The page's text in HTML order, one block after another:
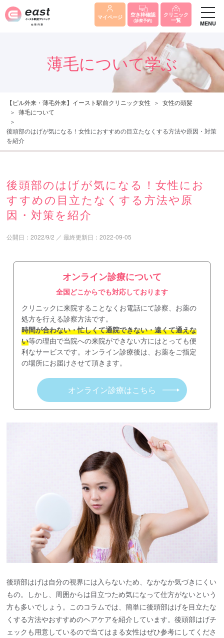
マイページ 空き枠確認
(診察予約)
クリニック
一覧 MENU
薄毛について学ぶ
【ピル外来・薄毛外来】イースト駅前クリニック女性
女性の頭髪
薄毛について
後頭部のはげが気になる！女性におすすめの目立たなくする方法や原因・対策
を紹介
後頭部のはげが気になる！女性にお
すすめの目立たなくする方法や原
因・対策を紹介
公開日：2022/9/2 ／最終更新日：2022-09-05
オンライン診療について
全国どこからでも対応しております
クリニックに来院することなくお電話にて診察、お薬の
処方を行える診察方法です。
時間が合わない・忙しくて通院できない・遠くて通えな
い等の理由で当院への来院ができない方にはとっても便
利なサービスです。オンライン診療後は、お薬をご指定
の場所にお届けさせて頂きます。
オンライン診療はこちら
後頭部はげは自分の視界には入らないため、なかなか気づきにくい
もの。しかし、周囲からは目立つため気になって仕方がないという
方も多いでしょう。このコラムでは、簡単に後頭部はげを目立たな
くする方法やおすすめのヘアケアを紹介しています。後頭部はげチ
ェックも用意しているので当てはまる女性はぜひ参考にしてくださ